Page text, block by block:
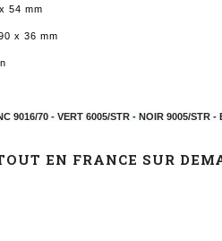
54 mm
x 36 mm
9016/70 - VERT 6005/STR - NOIR 9005/STR -
EN FRANCE SUR